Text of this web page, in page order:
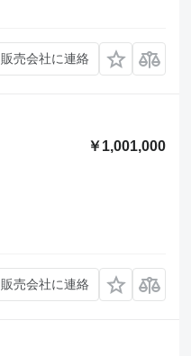
販売会社に連絡
￥1,001,000
販売会社に連絡